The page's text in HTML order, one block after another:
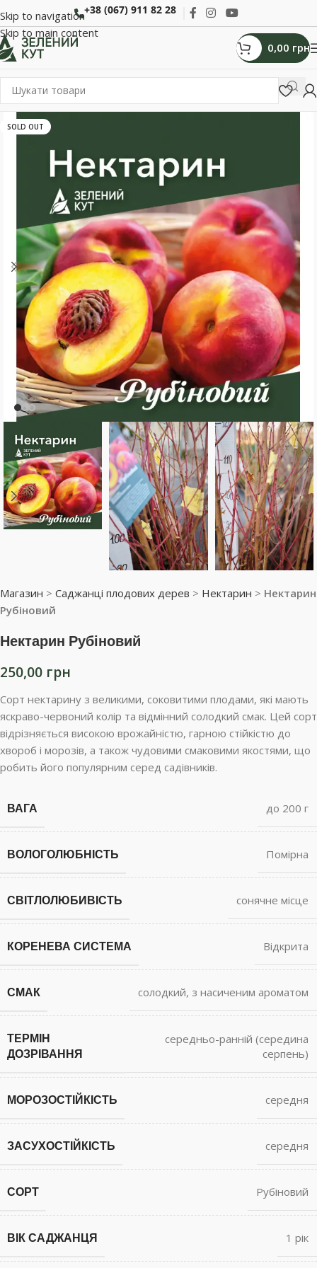
Skip to navigation
Skip to main content
+38 (067) 911 82 28
0,00 грн
SOLD OUT
Магазин > Саджанці плодових дерев > Нектарин > Нектарин
Рубіновий
Нектарин Рубіновий
250,00 грн
Сорт нектарину з великими, соковитими плодами, які мають
яскраво-червоний колір та відмінний солодкий смак. Цей сорт
відрізняється високою врожайністю, гарною стійкістю до
хвороб і морозів, а також чудовими смаковими якостями, що
робить його популярним серед садівників.
ВАГА до 200 г
ВОЛОГОЛЮБНІСТЬ Помірна
СВІТЛОЛЮБИВІСТЬ сонячне місце
КОРЕНЕВА СИСТЕМА Відкрита
СМАК солодкий, з насиченим ароматом
ТЕРМІН
ДОЗРІВАННЯ
середньо-ранній (середина
серпень)
МОРОЗОСТІЙКІСТЬ середня
ЗАСУХОСТІЙКІСТЬ середня
СОРТ Рубіновий
ВІК САДЖАНЦЯ 1 рік